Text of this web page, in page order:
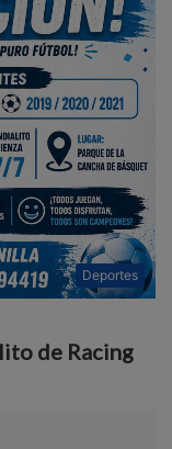
Deportes
de Racing